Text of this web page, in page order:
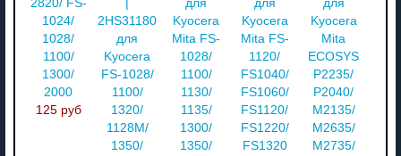
2820/ FS-
1024/
1028/
1100/
1300/
2000
125 руб
2HS31180
для
Kyocera
FS-1028/
1100/
1320/
1128M/
1350/
для
Kyocera
Mita FS-
1028/
1100/
1130/
1135/
1300/
1350/
для
Kyocera
Mita FS-
1120/
FS1040/
FS1060/
FS1120/
FS1220/
FS1320
для
Kyocera
Mita
ECOSYS
P2235/
P2040/
M2135/
M2635/
M2735/